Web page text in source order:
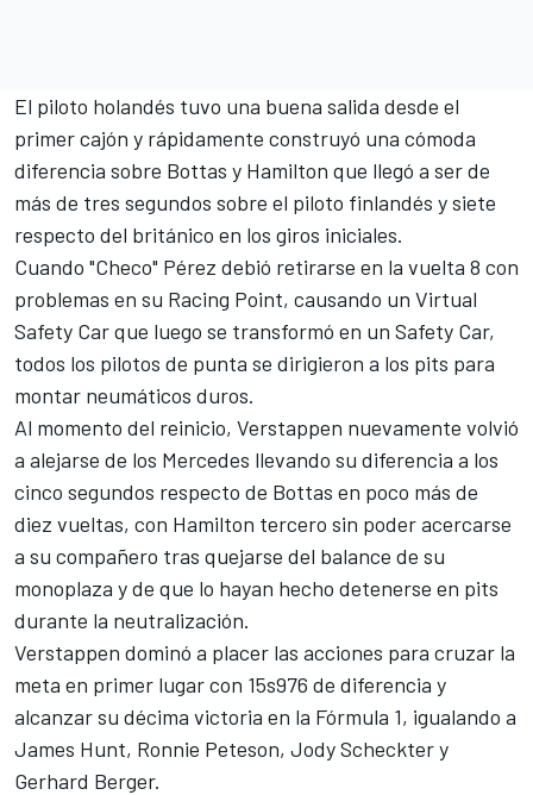
El piloto holandés tuvo una buena salida desde el
primer cajón y rápidamente construyó una cómoda
diferencia sobre Bottas y Hamilton que llegó a ser de
más de tres segundos sobre el piloto finlandés y siete
respecto del británico en los giros iniciales.
Cuando "Checo" Pérez debió retirarse en la vuelta 8 con
problemas en su Racing Point, causando un Virtual
Safety Car que luego se transformó en un Safety Car,
todos los pilotos de punta se dirigieron a los pits para
montar neumáticos duros.
Al momento del reinicio, Verstappen nuevamente volvió
a alejarse de los Mercedes llevando su diferencia a los
cinco segundos respecto de Bottas en poco más de
diez vueltas, con Hamilton tercero sin poder acercarse
a su compañero tras quejarse del balance de su
monoplaza y de que lo hayan hecho detenerse en pits
durante la neutralización.
Verstappen dominó a placer las acciones para cruzar la
meta en primer lugar con 15s976 de diferencia y
alcanzar su décima victoria en la Fórmula 1, igualando a
James Hunt, Ronnie Peteson, Jody Scheckter y
Gerhard Berger.